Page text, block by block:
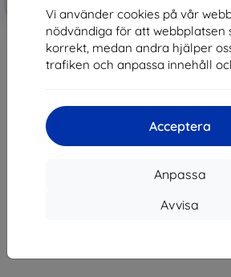
Vi använder cookies på vår
nödvändiga för att webbplatsen
korrekt, medan andra hjälper
trafiken och anpassa innehåll
Acceptera
Anpassa
Avvisa
kupong
Beline Case Candy Xiaomi Redmi
9 blue
125 kr
I lager > 5 st